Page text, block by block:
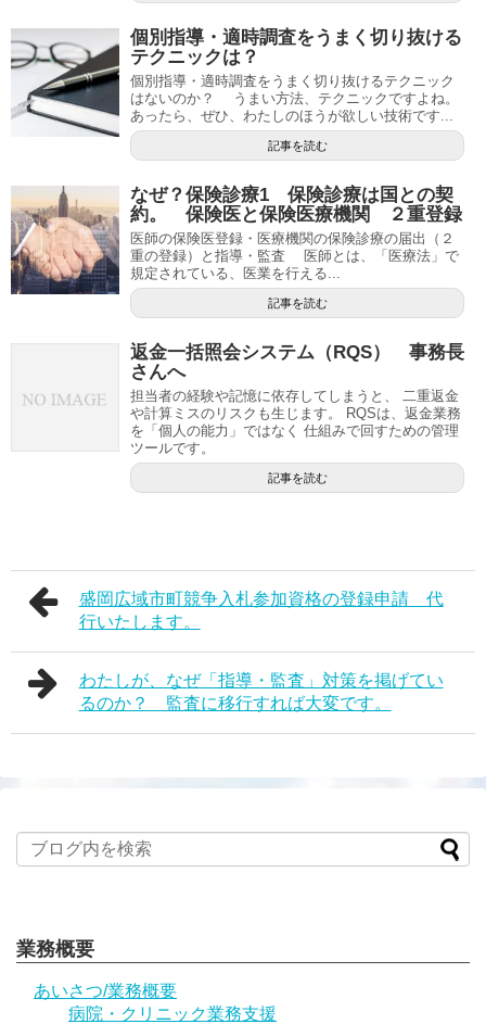
個別指導・適時調査をうまく切り抜ける
テクニックは？
個別指導・適時調査をうまく切り抜けるテクニック
はないのか？ うまい方法、テクニックですよね。
あったら、ぜひ、わたしのほうが欲しい技術です...
記事を読む
なぜ？保険診療1 保険診療は国との契
約。 保険医と保険医療機関 ２重登録
医師の保険医登録・医療機関の保険診療の届出（２
重の登録）と指導・監査 医師とは、「医療法」で
規定されている、医業を行える...
記事を読む
返金一括照会システム（RQS） 事務長
さんへ
担当者の経験や記憶に依存してしまうと、 二重返金
や計算ミスのリスクも生じます。 RQSは、返金業務
を「個人の能力」ではなく 仕組みで回すための管理
ツールです。
記事を読む
盛岡広域市町競争入札参加資格の登録申請 代
行いたします。
わたしが、なぜ「指導・監査」対策を掲げてい
るのか？ 監査に移行すれば大変です。
業務概要
あいさつ/業務概要
病院・クリニック業務支援